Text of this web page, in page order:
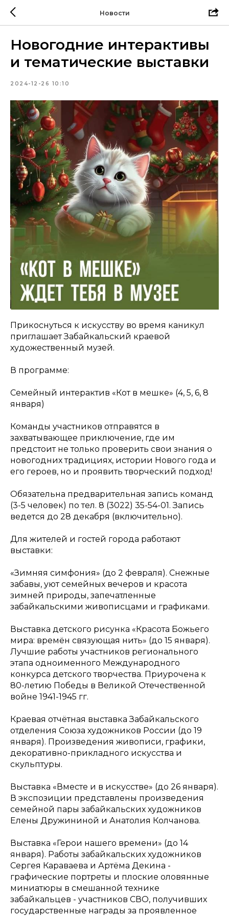
Новости
Новогодние интерактивы
и тематические выставки
2024-12-26 10:10
Прикоснуться к искусству во время каникул
приглашает Забайкальский краевой
художественный музей.
В программе:
Семейный интерактив «Кот в мешке» (4, 5, 6, 8
января)
Команды участников отправятся в
захватывающее приключение, где им
предстоит не только проверить свои знания о
новогодних традициях, истории Нового года и
его героев, но и проявить творческий подход!
Обязательна предварительная запись команд
(3-5 человек) по тел. 8 (3022) 35-54-01. Запись
ведется до 28 декабря (включительно).
Для жителей и гостей города работают
выставки:
«Зимняя симфония» (до 2 февраля). Снежные
забавы, уют семейных вечеров и красота
зимней природы, запечатленные
забайкальскими живописцами и графиками.
Выставка детского рисунка «Красота Божьего
мира: времён связующая нить» (до 15 января).
Лучшие работы участников регионального
этапа одноименного Международного
конкурса детского творчества. Приурочена к
80-летию Победы в Великой Отечественной
войне 1941-1945 гг.
Краевая отчётная выставка Забайкальского
отделения Союза художников России (до 19
января). Произведения живописи, графики,
декоративно-прикладного искусства и
скульптуры.
Выставка «Вместе и в искусстве» (до 26 января).
В экспозиции представлены произведения
семейной пары забайкальских художников
Елены Дружининой и Анатолия Колчанова.
Выставка «Герои нашего времени» (до 14
января). Работы забайкальских художников
Сергея Караваева и Артёма Декина -
графические портреты и плоские оловянные
миниатюры в смешанной технике
забайкальцев - участников СВО, получивших
государственные награды за проявленное